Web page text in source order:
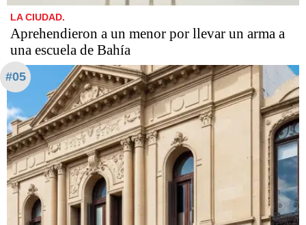
LA CIUDAD.
Aprehendieron a un menor por llevar un arma a
una escuela de Bahía
#05